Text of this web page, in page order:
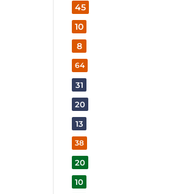
45
10
8
64
31
20
13
38
20
10